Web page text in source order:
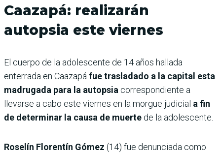
Caazapá: realizarán
autopsia este viernes
El cuerpo de la adolescente de 14 años hallada
enterrada en Caazapá fue trasladado a la capital esta
madrugada para la autopsia correspondiente a
llevarse a cabo este viernes en la morgue judicial a fin
de determinar la causa de muerte de la adolescente.
Roselín Florentín Gómez (14) fue denunciada como